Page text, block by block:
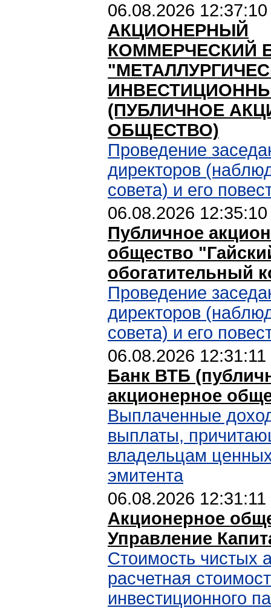
06.08.2026 12:37:10
АКЦИОНЕРНЫЙ
КОММЕРЧЕСКИЙ
(ПУБЛИЧНОЕ
ОБЩЕСТВО)
Проведение
директоров
совета) и его
06.08.2026 12:35:10
Публичное
общество
обогатительный
Проведение
директоров
совета) и его
06.08.2026 12:31:11
Банк ВТБ
акционерное
Выплаченные
выплаты,
владельцам
эмитента
06.08.2026 12:31:11
Акционерное
Управление
Стоимость чистых
расчетная
инвестиционного